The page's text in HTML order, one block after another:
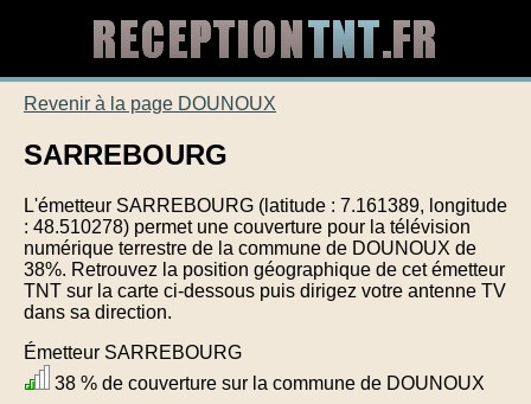
Revenir à la page DOUNOUX
SARREBOURG
L'émetteur SARREBOURG (latitude : 7.161389, longitude
: 48.510278) permet une couverture pour la télévision
numérique terrestre de la commune de DOUNOUX de
38%. Retrouvez la position géographique de cet émetteur
TNT sur la carte ci-dessous puis dirigez votre antenne TV
dans sa direction.
Émetteur SARREBOURG
38 % de couverture sur la commune de DOUNOUX